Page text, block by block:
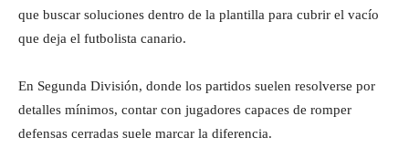
que buscar soluciones dentro de la plantilla para cubrir el vacío
que deja el futbolista canario.
En Segunda División, donde los partidos suelen resolverse por
detalles mínimos, contar con jugadores capaces de romper
defensas cerradas suele marcar la diferencia.